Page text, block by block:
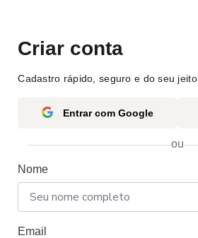
Criar conta
Cadastro rápido, seguro e do seu jeito.
Entrar com Google
ou
Nome
Email